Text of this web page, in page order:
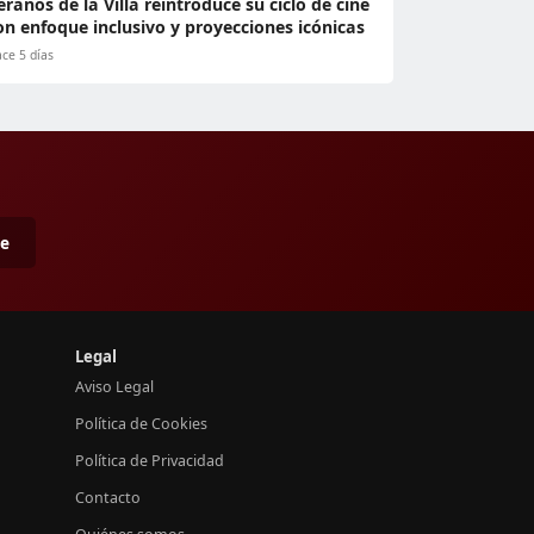
de la Villa reintroduce su ciclo de cine
enfoque inclusivo y proyecciones icónicas
5 días
Legal
Aviso Legal
Política de Cookies
Política de Privacidad
Contacto